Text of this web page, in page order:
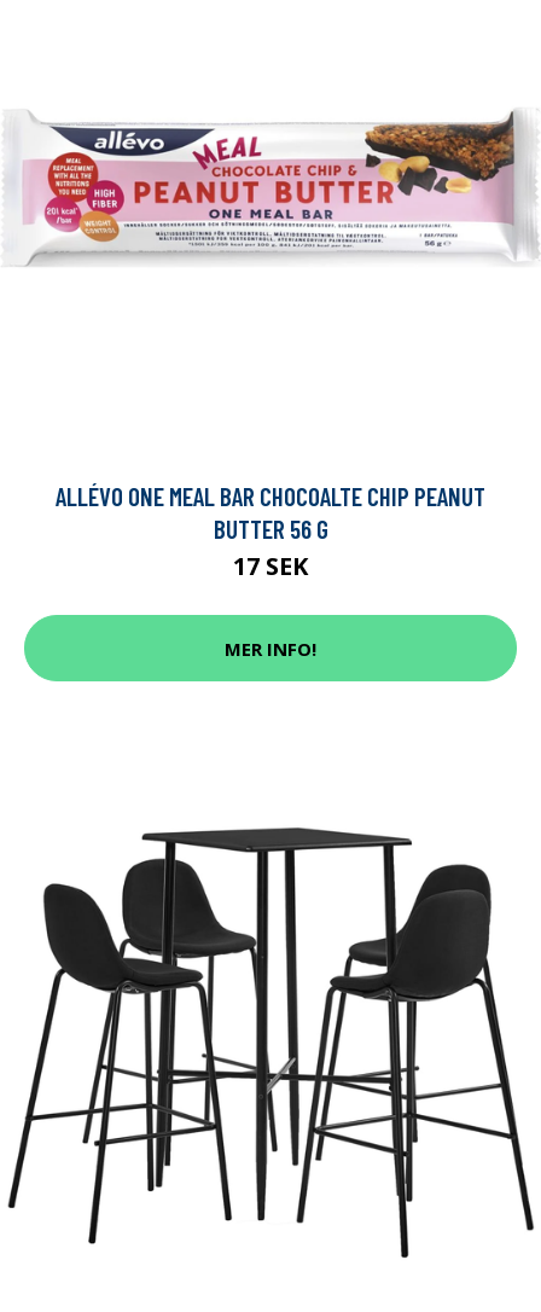
ALLÉVO ONE MEAL BAR CHOCOALTE CHIP PEANUT
BUTTER 56 G
17 SEK
MER INFO!